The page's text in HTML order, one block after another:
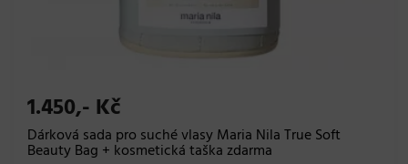
1.450,- Kč
Dárková sada pro suché vlasy Maria Nila True Soft
Beauty Bag + kosmetická taška zdarma